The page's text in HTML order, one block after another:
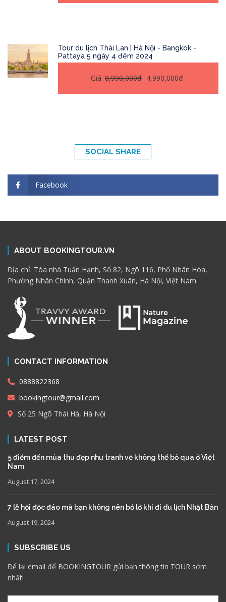
Tour du lịch Thái Lan | Hà Nội - Bangkok -
Pattaya 5 ngày 4 đêm 2024
Giá: 8,990,000đ 4,990,000đ
SOCIAL SHARE
Facebook
ABOUT BOOKINGTOUR.VN
Địa chỉ: Tòa nhà Tuấn Hạnh, Số 82, Ngõ 116, Phố Nhân Hòa,
Phường Nhân Chính, Quận Thanh Xuân, Hà Nội, Việt Nam.
CONTACT INFORMATION
0888822368
bookingtour@gmail.com
Số 25 Ngõ Thái Hà, Hà Nội
LATEST POST
5 điểm đến mùa thu đẹp như tranh vẽ không thể bỏ qua ở Việt
Nam
August 17, 2024
7 lễ hội độc đáo mà bạn không nên bỏ lỡ khi đi du lịch Nhật Bản
August 19, 2024
SUBSCRIBE US
Để lại email để BOOKINGTOUR gửi bạn thông tin TOUR sớm
nhất!